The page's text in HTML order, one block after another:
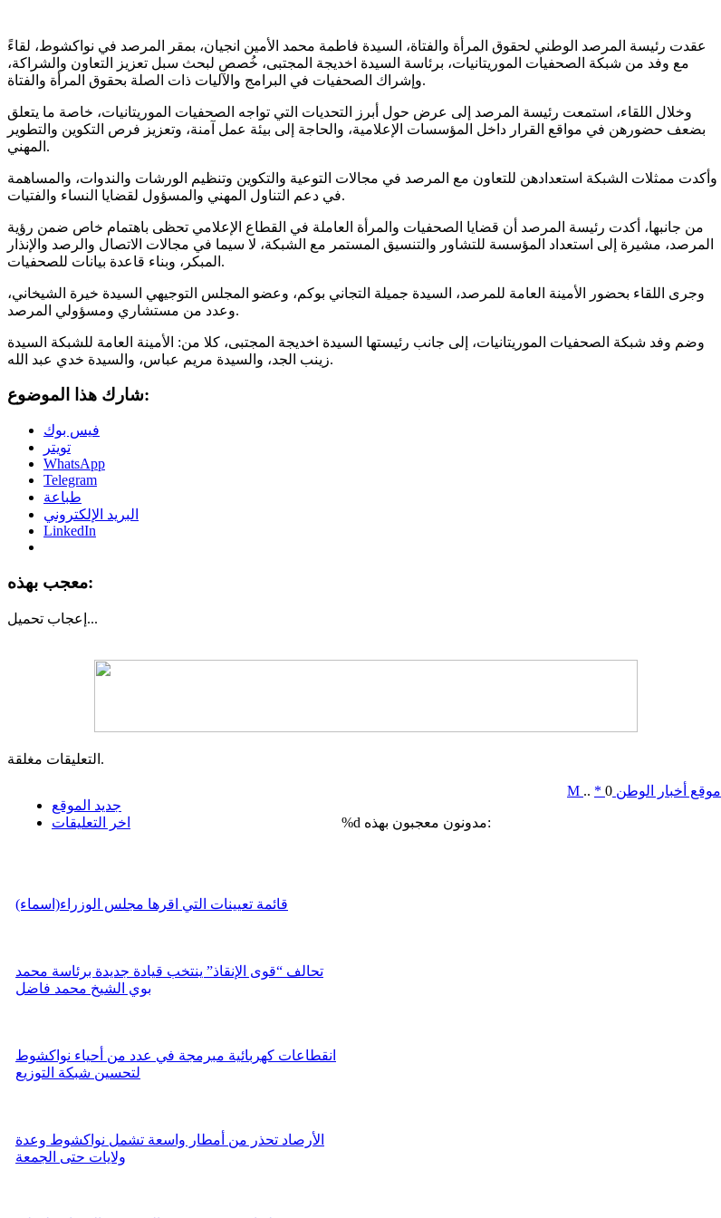
عقدت رئيسة المرصد الوطني لحقوق المرأة والفتاة، السيدة فاطمة محمد الأمين انجيان، بمقر المرصد في نواكشوط، لقاءً
مع وفد من شبكة الصحفيات الموريتانيات، برئاسة السيدة اخديجة المجتبى، خُصص لبحث سبل تعزيز التعاون والشراكة،
وإشراك الصحفيات في البرامج والآليات ذات الصلة بحقوق المرأة والفتاة.
وخلال اللقاء، استمعت رئيسة المرصد إلى عرض حول أبرز التحديات التي تواجه الصحفيات الموريتانيات، خاصة ما يتعلق
بضعف حضورهن في مواقع القرار داخل المؤسسات الإعلامية، والحاجة إلى بيئة عمل آمنة، وتعزيز فرص التكوين والتطوير
المهني.
وأكدت ممثلات الشبكة استعدادهن للتعاون مع المرصد في مجالات التوعية والتكوين وتنظيم الورشات والندوات، والمساهمة
في دعم التناول المهني والمسؤول لقضايا النساء والفتيات.
من جانبها، أكدت رئيسة المرصد أن قضايا الصحفيات والمرأة العاملة في القطاع الإعلامي تحظى باهتمام خاص ضمن رؤية
المرصد، مشيرة إلى استعداد المؤسسة للتشاور والتنسيق المستمر مع الشبكة، لا سيما في مجالات الاتصال والرصد والإنذار
المبكر، وبناء قاعدة بيانات للصحفيات.
وجرى اللقاء بحضور الأمينة العامة للمرصد، السيدة جميلة التجاني بوكم، وعضو المجلس التوجيهي السيدة خيرة الشيخاني،
وعدد من مستشاري ومسؤولي المرصد.
وضم وفد شبكة الصحفيات الموريتانيات، إلى جانب رئيستها السيدة اخديجة المجتبى، كلا من: الأمينة العامة للشبكة السيدة
زينب الجد، والسيدة مريم عباس، والسيدة خدي عبد الله.
شارك هذا الموضوع:
فيس بوك
تويتر
WhatsApp
Telegram
طباعة
البريد الإلكتروني
LinkedIn
معجب بهذه:
إعجاب تحميل...
التعليقات مغلقة.
جديد الموقع
اخر التعليقات
قائمة تعيينات التي اقرها مجلس الوزراء(اسماء)
تحالف “قوى الإنقاذ” ينتخب قيادة جديدة برئاسة محمد
بوي الشيخ محمد فاضل
انقطاعات كهربائية مبرمجة في عدد من أحياء نواكشوط
لتحسين شبكة التوزيع
الأرصاد تحذر من أمطار واسعة تشمل نواكشوط وعدة
ولايات حتى الجمعة
M .. * موقع أخبار الوطن 0
%d مدونون معجبون بهذه: